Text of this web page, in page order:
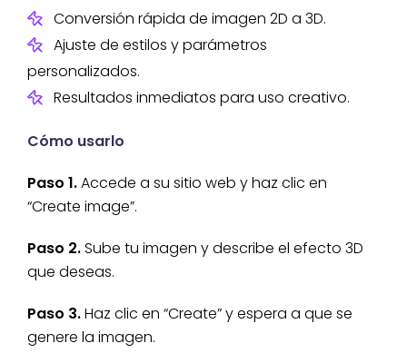
Conversión rápida de imagen 2D a 3D.
Ajuste de estilos y parámetros
personalizados.
Resultados inmediatos para uso creativo.
Cómo usarlo
Paso 1.Accede a su sitio web y haz clic en
“Create image”.
Paso 2.Sube tu imagen y describe el efecto 3D
que deseas.
Paso 3.Haz clic en “Create” y espera a que se
genere la imagen.